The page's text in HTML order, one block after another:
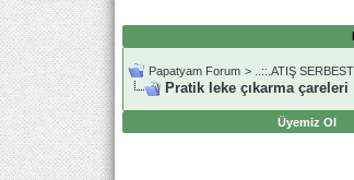
Papatyam Forum > ..::.ATIŞ
Pratik leke çıkarma çareleri
Üyemiz Ol